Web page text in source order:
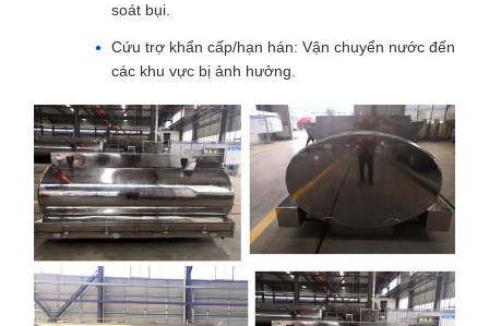
soát bụi.
Cứu trợ khẩn cấp/hạn hán: Vận chuyển nước đến
các khu vực bị ảnh hưởng.